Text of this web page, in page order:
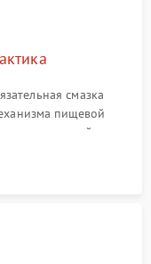
смазка
пищевой
программной
кофейных масел.